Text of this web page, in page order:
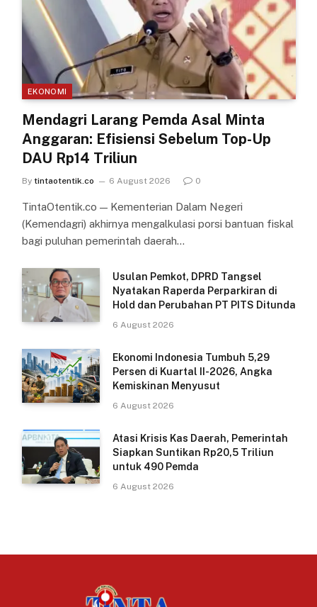
EKONOMI
Mendagri Larang Pemda Asal Minta
Anggaran: Efisiensi Sebelum Top-Up
DAU Rp14 Triliun
By tintaotentik.co 6 August 2026 0
TintaOtentik.co — Kementerian Dalam Negeri
(Kemendagri) akhirnya mengalkulasi porsi bantuan fiskal
bagi puluhan pemerintah daerah…
Usulan Pemkot, DPRD Tangsel
Nyatakan Raperda Perparkiran di
Hold dan Perubahan PT PITS Ditunda
6 August 2026
Ekonomi Indonesia Tumbuh 5,29
Persen di Kuartal II-2026, Angka
Kemiskinan Menyusut
6 August 2026
Atasi Krisis Kas Daerah, Pemerintah
Siapkan Suntikan Rp20,5 Triliun
untuk 490 Pemda
6 August 2026